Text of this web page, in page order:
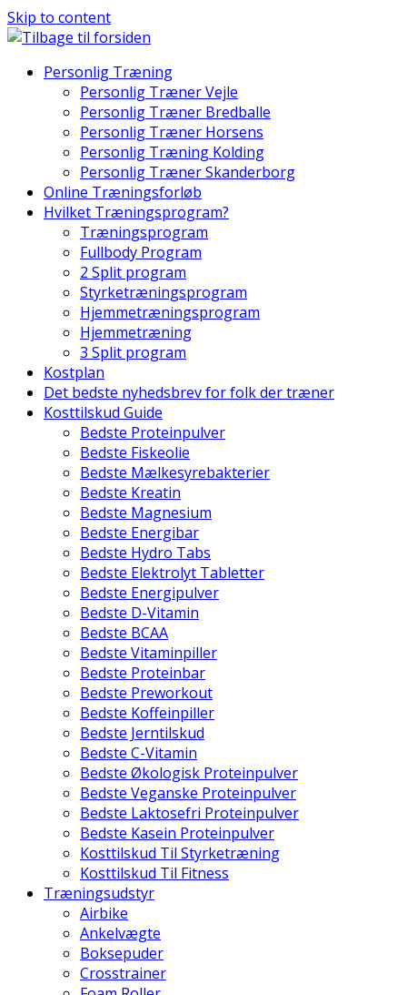
Skip to content
Personlig Træning
Personlig Træner Vejle
Personlig Træner Bredballe
Personlig Træner Horsens
Personlig Træning Kolding
Personlig Træner Skanderborg
Online Træningsforløb
Hvilket Træningsprogram?
Træningsprogram
Fullbody Program
2 Split program
Styrketræningsprogram
Hjemmetræningsprogram
Hjemmetræning
3 Split program
Kostplan
Det bedste nyhedsbrev for folk der træner
Kosttilskud Guide
Bedste Proteinpulver
Bedste Fiskeolie
Bedste Mælkesyrebakterier
Bedste Kreatin
Bedste Magnesium
Bedste Energibar
Bedste Hydro Tabs
Bedste Elektrolyt Tabletter
Bedste Energipulver
Bedste D-Vitamin
Bedste BCAA
Bedste Vitaminpiller
Bedste Proteinbar
Bedste Preworkout
Bedste Koffeinpiller
Bedste Jerntilskud
Bedste C-Vitamin
Bedste Økologisk Proteinpulver
Bedste Veganske Proteinpulver
Bedste Laktosefri Proteinpulver
Bedste Kasein Proteinpulver
Kosttilskud Til Styrketræning
Kosttilskud Til Fitness
Træningsudstyr
Airbike
Ankelvægte
Boksepuder
Crosstrainer